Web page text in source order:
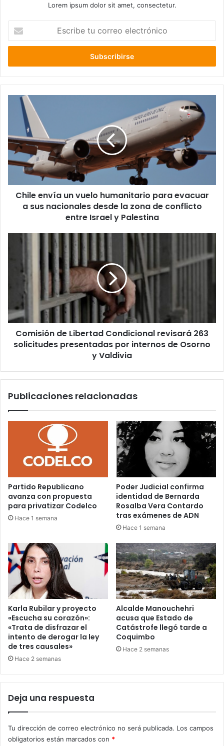
Lorem ipsum dolor sit amet, consectetur.
correo
Chile
envía
humanitario
para
evacuar
sus
nacionales
desde
Israel
Chile envía un vuelo humanitario para evacuar
a sus nacionales desde la zona de conflicto
entre Israel y Palestina
Condicional
revisará
solicitudes
presentadas
por
internos
de
Valdivia
Comisión de Libertad Condicional revisará 263
solicitudes presentadas por internos de Osorno
y Valdivia
Publicaciones relacionadas
Partido Republicano
avanza con propuesta
para privatizar Codelco
Hace 1 semana
Poder Judicial confirma
identidad de Bernarda
Rosalba Vera Contardo
tras exámenes de ADN
Hace 1 semana
Karla Rubilar y proyecto
«Escucha su corazón»:
«Trata de disfrazar el
intento de derogar la ley
de tres causales»
Hace 2 semanas
Alcalde Manouchehri
acusa que Estado de
Catástrofe llegó tarde a
Coquimbo
Hace 2 semanas
Deja una respuesta
Tu dirección de correo electrónico no será publicada. Los campos
obligatorios están marcados con *